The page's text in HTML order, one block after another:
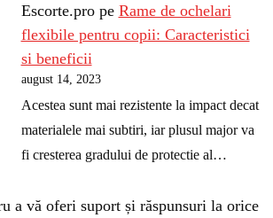
Escorte.prope Rame de ochelari
flexibile pentru copii: Caracteristici
si beneficii
august 14, 2023
Acestea sunt mai rezistente la impact decat
materialele mai subtiri, iar plusul major va
fi cresterea gradului de protectie al…
a vă oferi suport și răspunsuri la orice